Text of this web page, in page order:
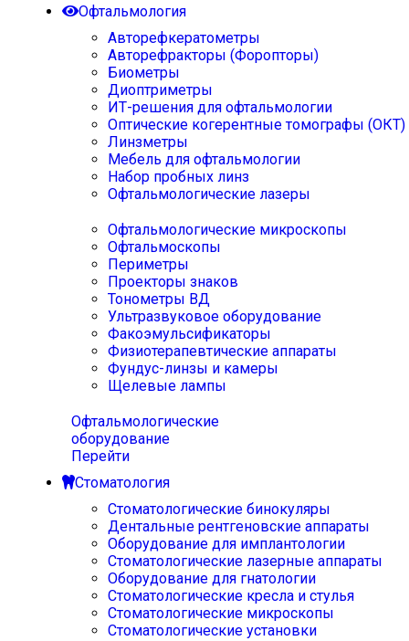
Офтальмология
Авторефкератометры
Авторефракторы (Форопторы)
Биометры
Диоптриметры
ИТ-решения для офтальмологии
Оптические когерентные томографы (ОКТ)
Линзметры
Мебель для офтальмологии
Набор пробных линз
Офтальмологические лазеры
Офтальмологические микроскопы
Офтальмоскопы
Периметры
Проекторы знаков
Тонометры ВД
Ультразвуковое оборудование
Факоэмульсификаторы
Физиотерапевтические аппараты
Фундус-линзы и камеры
Щелевые лампы
Офтальмологические
оборудование
Перейти
Стоматология
Стоматологические бинокуляры
Дентальные рентгеновские аппараты
Оборудование для имплантологии
Стоматологические лазерные аппараты
Оборудование для гнатологии
Стоматологические кресла и стулья
Стоматологические микроскопы
Стоматологические установки